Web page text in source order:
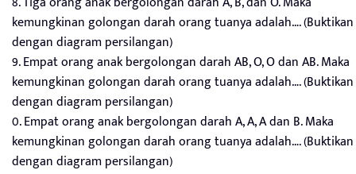
kemungkinan golongan darah orang tuanya adalah…. (Buktikan
dengan diagram persilangan)
9. Empat orang anak bergolongan darah AB, O, O dan AB. Maka
kemungkinan golongan darah orang tuanya adalah…. (Buktikan
dengan diagram persilangan)
0. Empat orang anak bergolongan darah A, A, A dan B. Maka
kemungkinan golongan darah orang tuanya adalah…. (Buktikan
dengan diagram persilangan)